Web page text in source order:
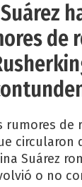
de
rumores de
circularon
Suárez
o no